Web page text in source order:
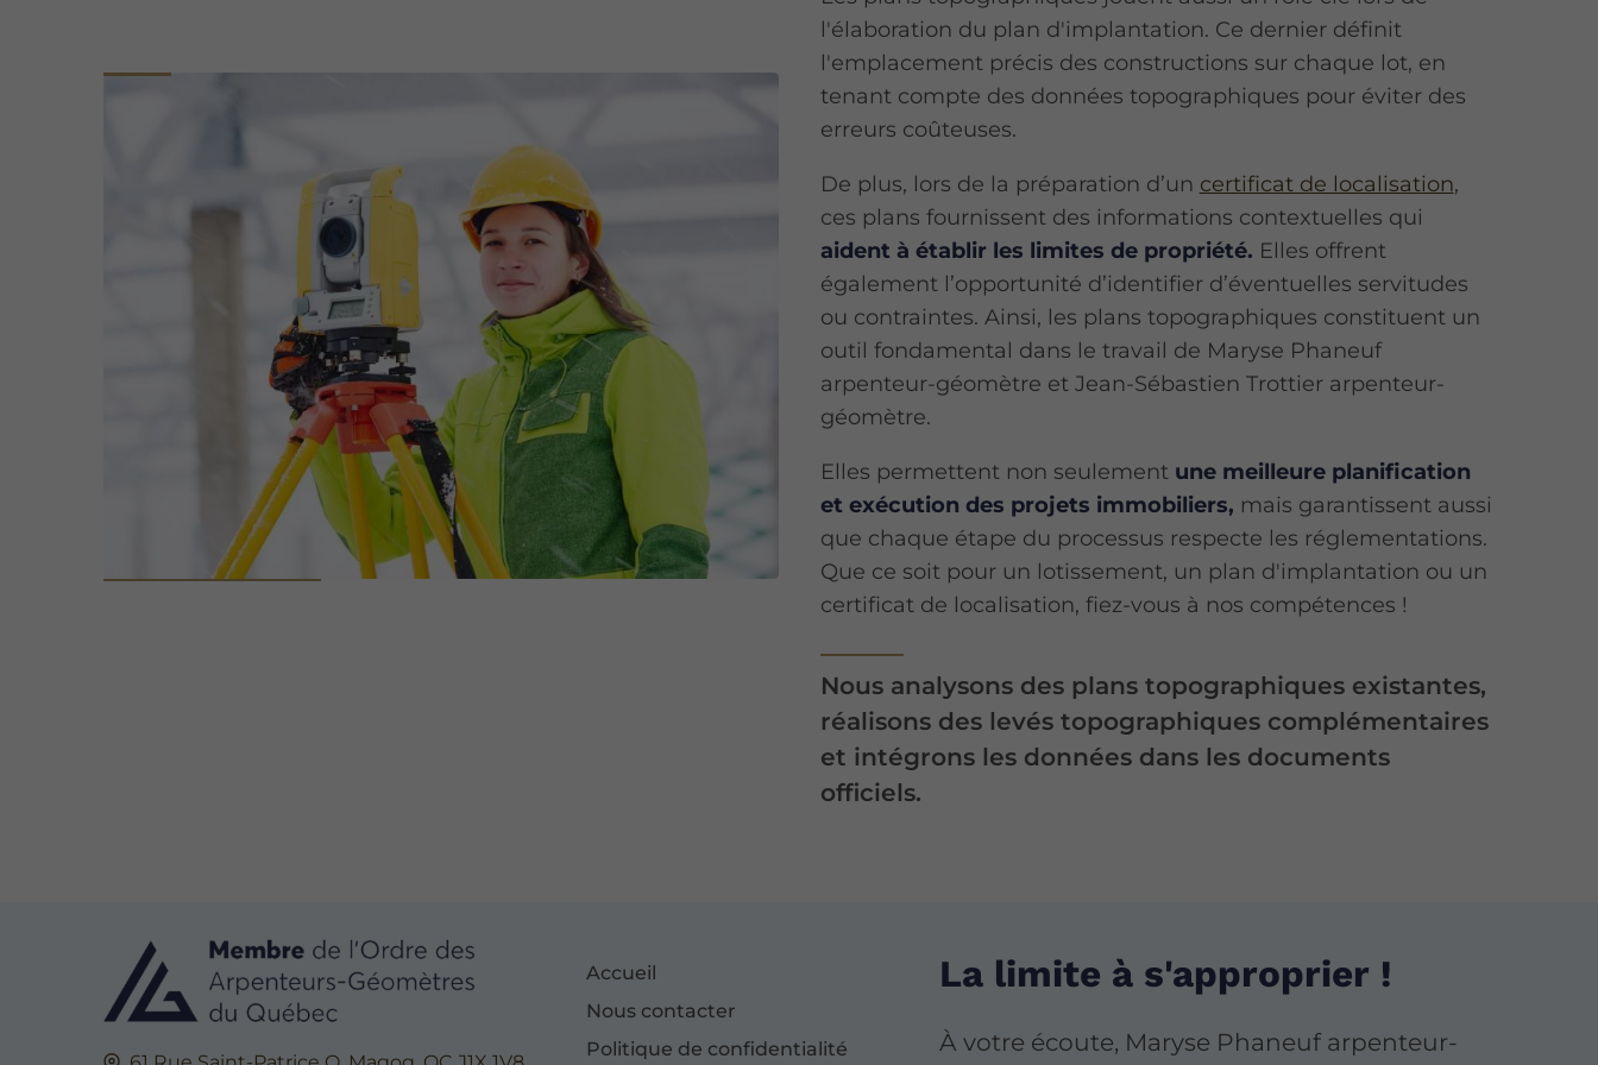
l'élaboration du plan d'implantation. Ce dernier définit
l'emplacement précis des constructions sur chaque lot, en
tenant compte des données topographiques pour éviter des
erreurs coûteuses.
De plus, lors de la préparation d’un certificat de localisation,
ces plans fournissent des informations contextuelles qui
aident à établir les limites de propriété. Elles offrent
également l’opportunité d’identifier d’éventuelles servitudes
ou contraintes. Ainsi, les plans topographiques constituent un
outil fondamental dans le travail de Maryse Phaneuf
arpenteur-géomètre et Jean-Sébastien Trottier arpenteur-
géomètre.
Elles permettent non seulement une meilleure planification
et exécution des projets immobiliers, mais garantissent aussi
que chaque étape du processus respecte les réglementations.
Que ce soit pour un lotissement, un plan d'implantation ou un
certificat de localisation, fiez-vous à nos compétences !
Nous analysons des plans topographiques existantes,
réalisons des levés topographiques complémentaires
et intégrons les données dans les documents
officiels.
Accueil
Nous contacter
Politique de confidentialité
La limite à s'approprier !
À votre écoute, Maryse Phaneuf arpenteur-